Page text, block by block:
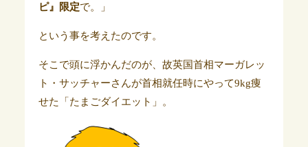
ピ』限定で。」
という事を考えたのです。
そこで頭に浮かんだのが、故英国首相マーガレッ
ト・サッチャーさんが首相就任時にやって9kg痩
せた「たまごダイエット」。